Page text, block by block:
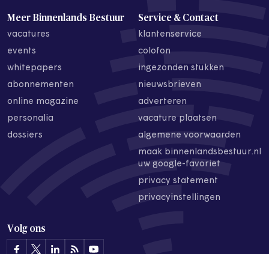
Meer Binnenlands Bestuur
vacatures
events
whitepapers
abonnementen
online magazine
personalia
dossiers
Service & Contact
klantenservice
colofon
ingezonden stukken
nieuwsbrieven
adverteren
vacature plaatsen
algemene voorwaarden
maak binnenlandsbestuur.nl
uw google-favoriet
privacy statement
privacyinstellingen
Volg ons